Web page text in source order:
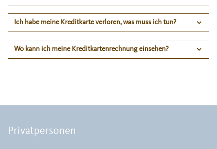
Ich habe meine Kreditkarte verloren, was muss ich tun?
Wo kann ich meine Kreditkartenrechnung einsehen?
Privatpersonen